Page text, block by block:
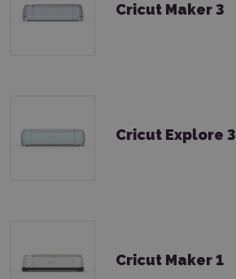
Cricut Maker 3
Cricut Explore 3
Cricut Maker 1